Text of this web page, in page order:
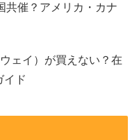
共催？アメリカ・カナ
ェイ）が買えない？在
イド